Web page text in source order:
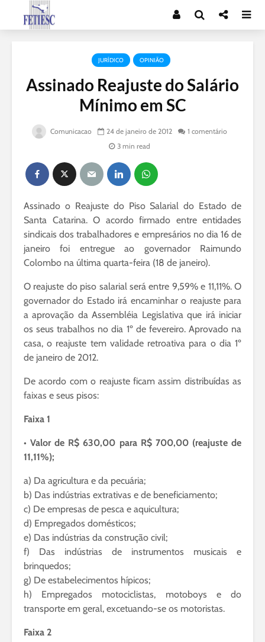
JURÍDICO OPINIÃO
Assinado Reajuste do Salário
Mínimo em SC
Comunicacao 24 de janeiro de 2012
1 comentário
3 min read
Assinado o Reajuste do Piso Salarial do Estado de
Santa Catarina. O acordo firmado entre entidades
sindicais dos trabalhadores e empresários no dia 16 de
janeiro foi entregue ao governador Raimundo
Colombo na última quarta-feira (18 de janeiro).
O reajuste do piso salarial será entre 9,59% e 11,11%. O
governador do Estado irá encaminhar o reajuste para
a aprovação da Assembléia Legislativa que irá iniciar
os seus trabalhos no dia 1º de fevereiro. Aprovado na
casa, o reajuste tem validade retroativa para o dia 1º
de janeiro de 2012.
De acordo com o reajuste ficam assim distribuídas as
faixas e seus pisos:
Faixa 1
• Valor de R$ 630,00 para R$ 700,00 (reajuste de
11,11%);
a) Da agricultura e da pecuária;
b) Das indústrias extrativas e de beneficiamento;
c) De empresas de pesca e aquicultura;
d) Empregados domésticos;
e) Das indústrias da construção civil;
f) Das indústrias de instrumentos musicais e
brinquedos;
g) De estabelecimentos hípicos;
h) Empregados motociclistas, motoboys e do
transporte em geral, excetuando-se os motoristas.
Faixa 2